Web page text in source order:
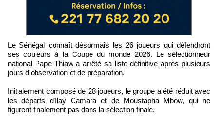
Le Sénégal connaît désormais les 26 joueurs qui défendront
ses couleurs à la Coupe du monde 2026. Le sélectionneur
national Pape Thiaw a arrêté sa liste définitive après plusieurs
jours d'observation et de préparation.
Initialement composé de 28 joueurs, le groupe a été réduit avec
les départs d’Ilay Camara et de Moustapha Mbow, qui ne
figurent finalement pas dans la sélection finale.